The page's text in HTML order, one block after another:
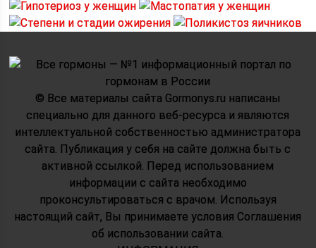
© Все материалы сайта Gormonys.ru написаны
специально для данного веб-ресурса и являются
интеллектуальной собственностью администратора
сайта. Публикация у себя на сайте должна быть с
активной ссылкой. Перед использованием
информации с сайта необходимо
проконсультироваться с врачом. Используя
настоящий сайт, Вы принимаете условия Соглашения
об использовании сайта.